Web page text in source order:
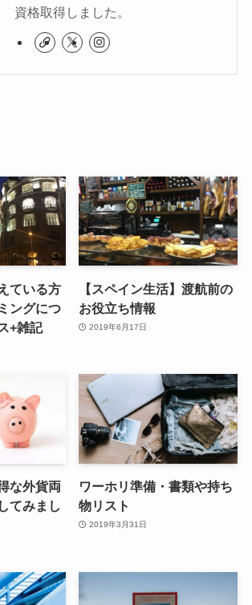
資格取得しました。
ている方
ングにつ
+雑記
【スペイン生活】渡航前の
お役立ち情報
2019年6月17日
な外貨両
てみまし
ワーホリ準備・書類や持ち
物リスト
2019年3月31日